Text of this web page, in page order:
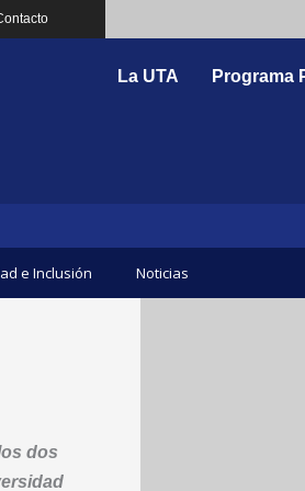
La UTA Programa
e Inclusión Noticias
dos